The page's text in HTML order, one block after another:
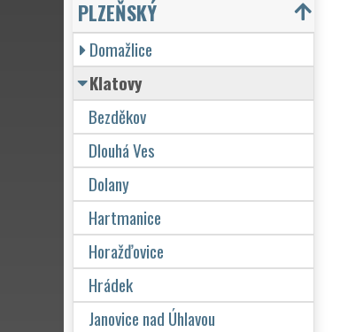
PLZEŇSKÝ
Domažlice
Klatovy
Bezděkov
Dlouhá Ves
Dolany
Hartmanice
Horažďovice
Hrádek
Janovice nad Úhlavou